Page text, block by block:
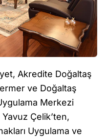
Akredite Doğaltaş
ve Doğaltaş
Merkezi
Çelik’ten,
Uygulama ve